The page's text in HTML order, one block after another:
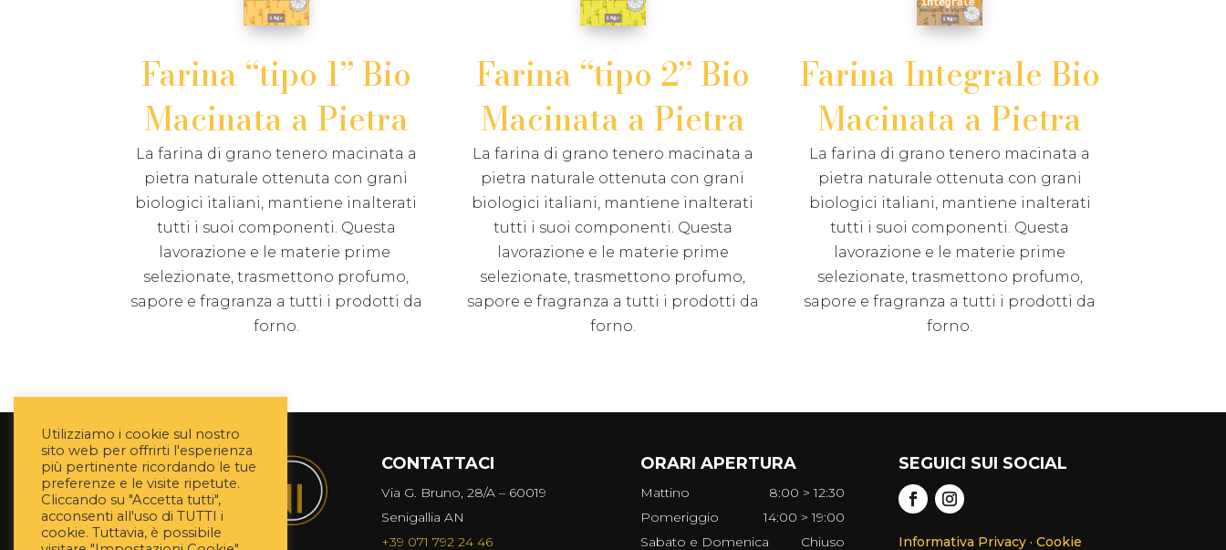
Farina “tipo 1” Bio
Macinata a Pietra
La farina di grano tenero macinata a
pietra naturale ottenuta con grani
biologici italiani, mantiene inalterati
tutti i suoi componenti. Questa
lavorazione e le materie prime
selezionate, trasmettono profumo,
sapore e fragranza a tutti i prodotti da
forno.
Farina “tipo 2” Bio
Macinata a Pietra
La farina di grano tenero macinata a
pietra naturale ottenuta con grani
biologici italiani, mantiene inalterati
tutti i suoi componenti. Questa
lavorazione e le materie prime
selezionate, trasmettono profumo,
sapore e fragranza a tutti i prodotti da
forno.
Farina Integrale Bio
Macinata a Pietra
La farina di grano tenero macinata a
pietra naturale ottenuta con grani
biologici italiani, mantiene inalterati
tutti i suoi componenti. Questa
lavorazione e le materie prime
selezionate, trasmettono profumo,
sapore e fragranza a tutti i prodotti da
forno.
CONTATTACI
Via G. Bruno, 28/A – 60019
Senigallia AN
+39 071 792 24 46
ORARI APERTURA
Mattino
8:00 > 12:30
Pomeriggio
14:00 > 19:00
Sabato e Domenica
Chiuso
SEGUICI SUI SOCIAL
Informativa Privacy ·Cookie
Utilizziamo i cookie sul nostro
sito web per offrirti l'esperienza
più pertinente ricordando le tue
preferenze e le visite ripetute.
Cliccando su "Accetta tutti",
acconsenti all'uso di TUTTI i
cookie. Tuttavia, è possibile